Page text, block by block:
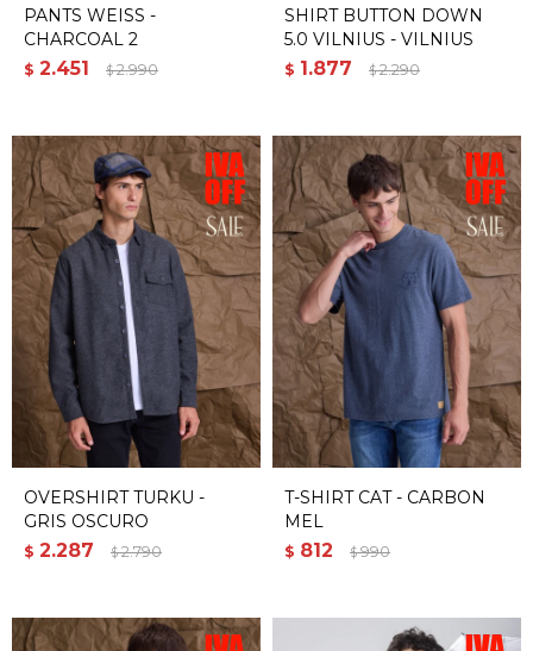
PANTS WEISS -
CHARCOAL 2
$ 2.451 $ 2.990
SHIRT BUTTON DOWN
5.0 VILNIUS - VILNIUS
$ 1.877 $ 2.290
OVERSHIRT TURKU -
GRIS OSCURO
$ 2.287 $ 2.790
T-SHIRT CAT - CARBON
MEL
$ 812 $ 990